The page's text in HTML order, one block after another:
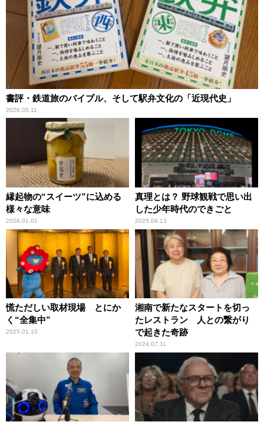
書評・鉄道旅のバイブル、そして駅弁文化の「近現代史」
2026.05.11
縁起物の“スイーツ”に込める
様々な意味
2026.01.01
真理とは？ 野球観戦で思い出
した少年時代のできごと
2025.09.13
慌ただしい取材現場 とにか
く“全集中”
2025.01.10
湘南で新たなスタートを切っ
たレストラン 人との繋がり
で起きた奇跡
2024.07.11